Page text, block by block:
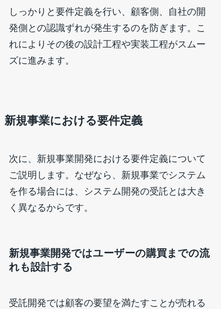
しっかりと要件定義を行い、顧客側、自社の開
発側との認識ずれが発生するのを防ぎます。こ
れによりその後の設計工程や実装工程がスムー
ズに進みます。
新規事業における要件定義
次に、新規事業開発における要件定義について
ご説明します。なぜなら、新規事業でシステム
を作る場合には、システム開発の受託とは大き
く異なるからです。
新規事業開発ではユーザーの購買までの流
れも設計する
受託開発では顧客の要望を満たすことが売れる